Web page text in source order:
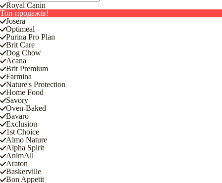
Royal Canin
Топ продажів!
Josera
Optimeal
Purina Pro Plan
Brit Care
Dog Chow
Acana
Brit Premium
Farmina
Nature's Protection
Home Food
Savory
Oven-Baked
Bavaro
Exclusion
1st Choice
Almo Nature
Alpha Spirit
AnimAll
Araton
Baskerville
Bon Appetit